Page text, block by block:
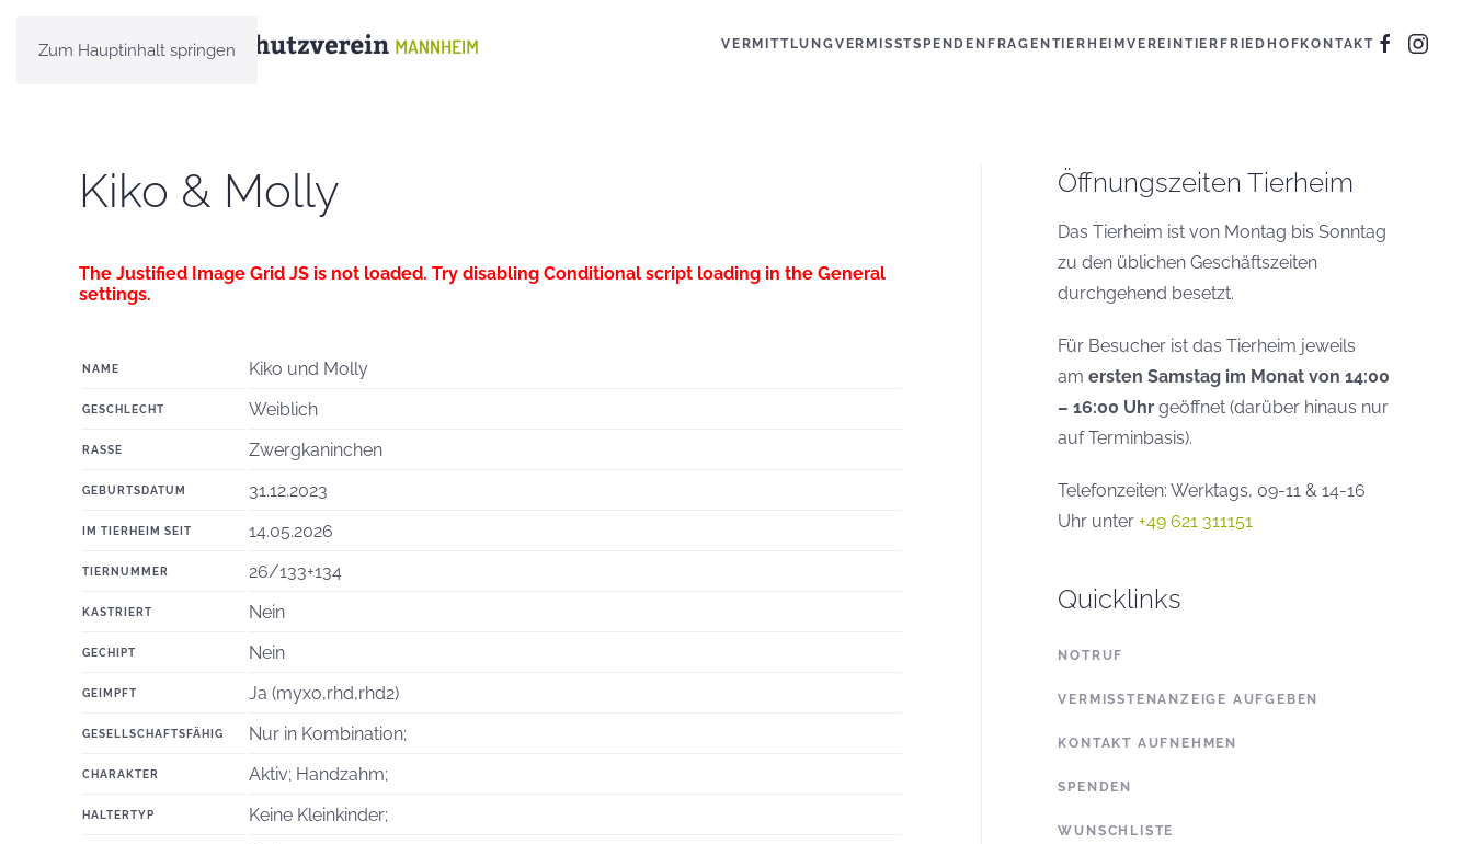
Zum Hauptinhalt springen VERMITTLUNGVERMISSTSPENDEN FRAGENTIERHEIMVEREINTIERFRIEDHOFKONTAKT
Kiko & Molly
The Justified Image Grid JS is not loaded. Try disabling Conditional script loading in the General
settings.
NAME Kiko und Molly
GESCHLECHT Weiblich
RASSE Zwergkaninchen
GEBURTSDATUM 31.12.2023
IM TIERHEIM SEIT 14.05.2026
TIERNUMMER 26/133+134
KASTRIERT Nein
GECHIPT Nein
GEIMPFT Ja (myxo,rhd,rhd2)
GESELLSCHAFTSFÄHIG Nur in Kombination;
CHARAKTER Aktiv; Handzahm;
HALTERTYP Keine Kleinkinder;
Öffnungszeiten Tierheim
Das Tierheim ist von Montag bis Sonntag
zu den üblichen Geschäftszeiten
durchgehend besetzt.
Für Besucher ist das Tierheim jeweils
amersten Samstag im Monat von 14:00
– 16:00 Uhr geöffnet (darüber hinaus nur
auf Terminbasis).
Telefonzeiten: Werktags, 09-11 & 14-16
Uhr unter+49 621 311151
Quicklinks
NOTRUF
VERMISSTENANZEIGE AUFGEBEN
KONTAKT AUFNEHMEN
SPENDEN
WUNSCHLISTE